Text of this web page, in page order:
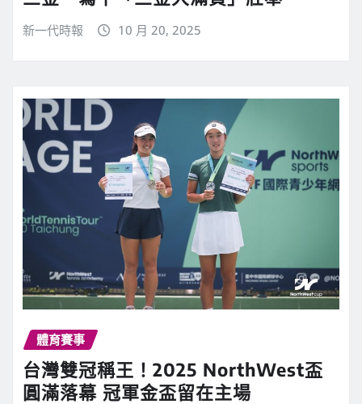
新一代時報 10 月 20, 2025
體育賽事
台灣雙冠稱王！2025 NorthWest盃
圓滿落幕 冠軍金盃留在主場